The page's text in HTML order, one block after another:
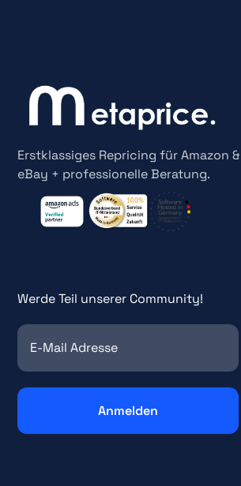
Erstklassiges Repricing für Amazon &
eBay + professionelle Beratung.
Werde Teil unserer Community!